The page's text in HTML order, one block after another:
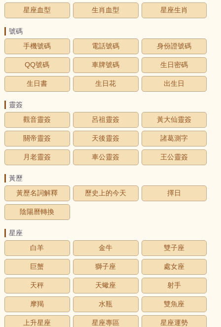
星座血型 生肖血型 星座生肖
號碼
手機號碼
電話號碼 身份證號碼
QQ號碼 車牌號碼 生日密碼
生日書 生日花 出生日
靈簽
觀音靈簽
呂祖靈簽 黃大仙靈簽
關帝靈簽 天後靈簽 諸葛測字
月老靈簽 車公靈簽 王公靈簽
黃歷
黃歷名詞解釋
歷史上的今天 擇日
陰陽曆轉換
星座
白羊
金牛 雙子座
巨蟹 獅子座 處女座
天秤 天蠍座 射手
摩羯 水瓶 雙魚座
上升星座 星座專區 星座運勢